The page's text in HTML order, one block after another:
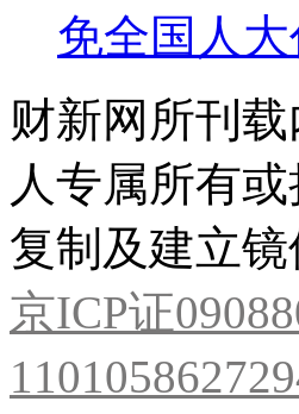
免全国人
财新网所刊
人专属所有
复制及建立
京ICP证